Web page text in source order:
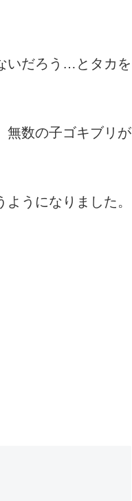
いだろう…とタカを
無数の子ゴキブリが
うになりました。